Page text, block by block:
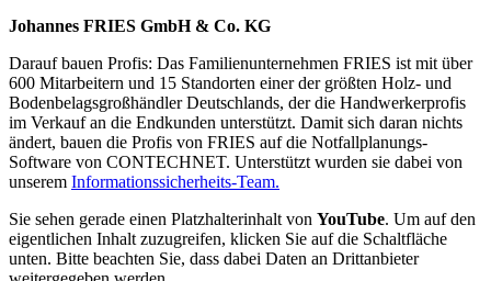
Johannes FRIES GmbH & Co. KG
Darauf bauen Profis: Das Familienunternehmen FRIES ist mit über
600 Mitarbeitern und 15 Standorten einer der größten Holz- und
Bodenbelagsgroßhändler Deutschlands, der die Handwerkerprofis
im Verkauf an die Endkunden unterstützt. Damit sich daran nichts
ändert, bauen die Profis von FRIES auf die Notfallplanungs-
Software von CONTECHNET. Unterstützt wurden sie dabei von
unserem Informationssicherheits-Team.
Sie sehen gerade einen Platzhalterinhalt von YouTube. Um auf den
eigentlichen Inhalt zuzugreifen, klicken Sie auf die Schaltfläche
unten. Bitte beachten Sie, dass dabei Daten an Drittanbieter